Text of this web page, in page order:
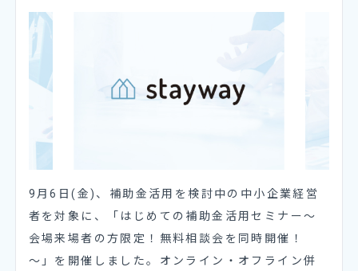
9月6日(金)、補助金活用を検討中の中小企業経営
者を対象に、「はじめての補助金活用セミナー〜
会場来場者の方限定！無料相談会を同時開催！
～」を開催しました。オンライン・オフライン併